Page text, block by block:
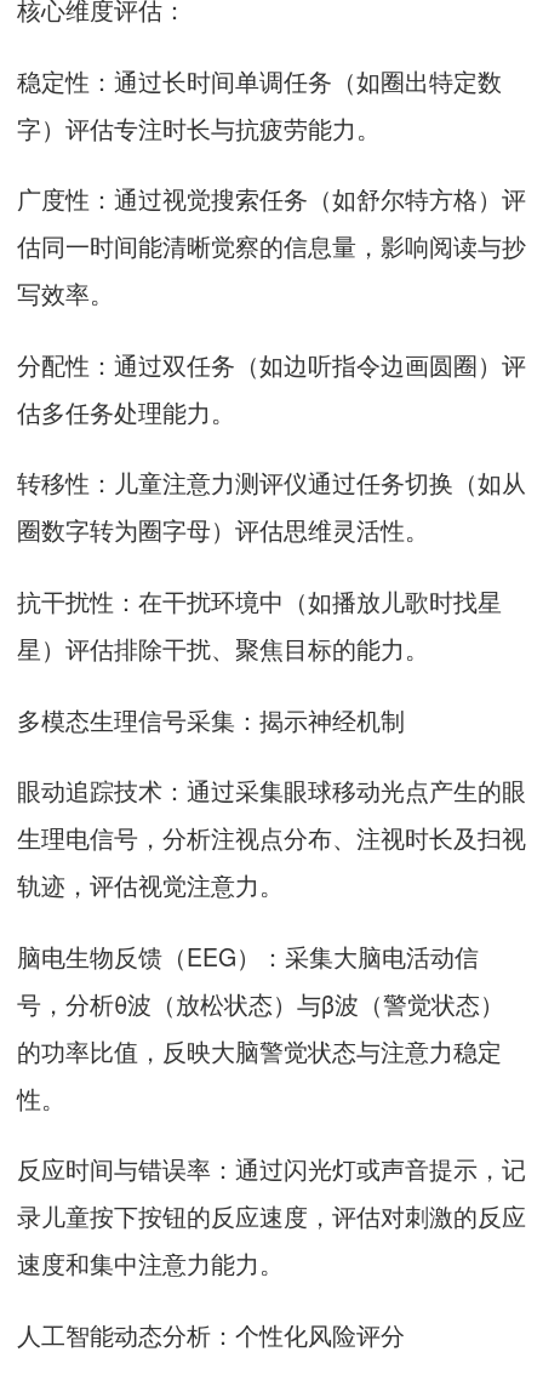
核心维度评估：
稳定性：通过长时间单调任务（如圈出特定数
字）评估专注时长与抗疲劳能力。
广度性：通过视觉搜索任务（如舒尔特方格）评
估同一时间能清晰觉察的信息量，影响阅读与抄
写效率。
分配性：通过双任务（如边听指令边画圆圈）评
估多任务处理能力。
转移性：儿童注意力测评仪通过任务切换（如从
圈数字转为圈字母）评估思维灵活性。
抗干扰性：在干扰环境中（如播放儿歌时找星
星）评估排除干扰、聚焦目标的能力。
多模态生理信号采集：揭示神经机制
眼动追踪技术：通过采集眼球移动光点产生的眼
生理电信号，分析注视点分布、注视时长及扫视
轨迹，评估视觉注意力。
脑电生物反馈（EEG）：采集大脑电活动信
号，分析θ波（放松状态）与β波（警觉状态）
的功率比值，反映大脑警觉状态与注意力稳定
性。
反应时间与错误率：通过闪光灯或声音提示，记
录儿童按下按钮的反应速度，评估对刺激的反应
速度和集中注意力能力。
人工智能动态分析：个性化风险评分